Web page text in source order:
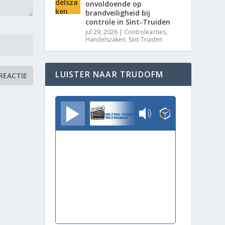
onvoldoende op
brandveiligheid bij
controle in Sint-Truiden
jul 29, 2026 | Controleacties,
Handelszaken, Sint-Truiden
LUISTER NAAR TRUDOFM
TrudoFM